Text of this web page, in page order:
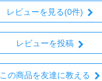
レビューを見る(0件)
レビューを投稿
この商品を友達に教える